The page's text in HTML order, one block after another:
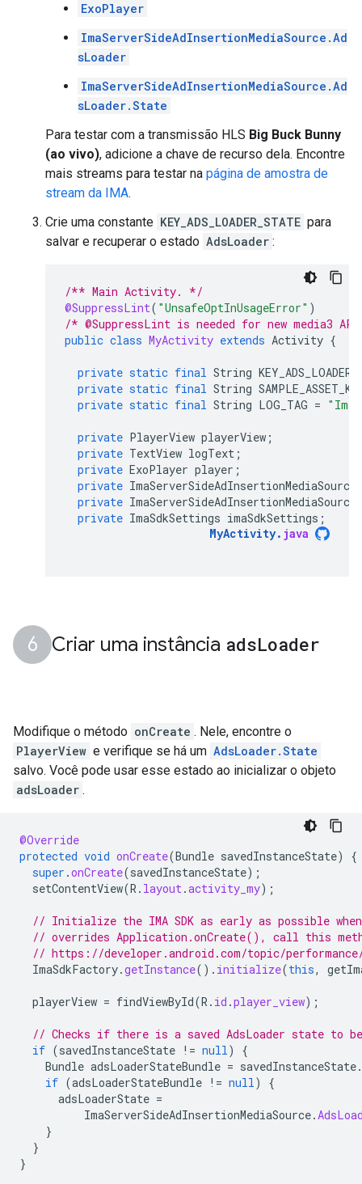
ExoPlayer
ImaServerSideAdInsertionMediaSource.Ad
sLoader
ImaServerSideAdInsertionMediaSource.Ad
sLoader.State
Para testar com a transmissão HLS Big Buck Bunny
(ao vivo), adicione a chave de recurso dela. Encontre
mais streams para testar na página de amostra de
stream da IMA.
Crie uma constante KEY_ADS_LOADER_STATE para
salvar e recuperar o estado AdsLoader :
/** Main Activity. */
@SuppressLint( "UnsafeOptInUsageError" )
/* @SuppressLint is needed for new media3
public class MyActivity extends Activity {
private static final String
private static final String
private static final String LOG_TAG =
private PlayerView playerView ;
private TextView logText ;
private ExoPlayer player ;
private ImaServerSideAdInsertionMediaSource
private ImaServerSideAdInsertionMediaSource
private ImaSdkSettings imaSdkSettings ;
MyActivity. java
Criar uma instância adsLoader
Modifique o método onCreate . Nele, encontre o
PlayerView e verifique se há um AdsLoader.State
salvo. Você pode usar esse estado ao inicializar o objeto
adsLoader .
@Override
protected void onCreate(Bundle savedInstanceState)
{
super .onCreate(savedInstanceState);
setContentView(R . layout.activity_my);
// Initialize the IMA SDK as early as possible
// overrides Application.onCreate(), call this
// https://developer.android.com/topic/
ImaSdkFactory.getInstance(). initialize(this,
playerView = findViewById(R . id .player_view);
// Checks if there is a saved AdsLoader state to
if (savedInstanceState != null)
{
Bundle adsLoaderStateBundle = savedInstanceState.
if (adsLoaderStateBundle != null)
{
adsLoaderState =
ImaServerSideAdInsertionMediaSource.
}
}
}